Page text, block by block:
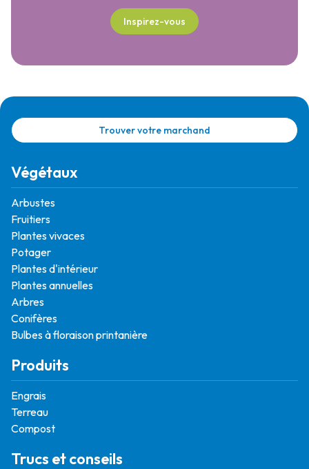
Inspirez-vous
Trouver votre marchand
Végétaux
Arbustes
Fruitiers
Plantes vivaces
Potager
Plantes d'intérieur
Plantes annuelles
Arbres
Conifères
Bulbes à floraison printanière
Produits
Engrais
Terreau
Compost
Trucs et conseils